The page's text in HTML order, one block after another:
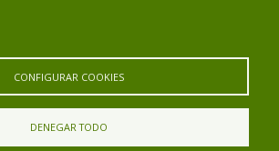
CONFIGURAR COOKIES
DENEGAR TODO